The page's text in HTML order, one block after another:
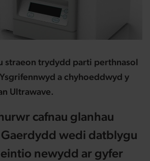
straeon trydydd parti perthnasol
a chyhoeddwyd y
Ultrawave.
cafnau glanhau
wedi datblygu
newydd ar gyfer